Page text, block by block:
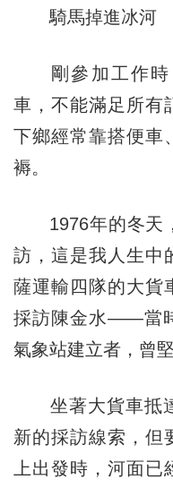
騎馬掉進冰河
剛參加工作時
車，不能滿足所有
下鄉經常靠搭便車
褥。
1976年的冬天
訪，這是我人生中
薩運輸四隊的大貨
採訪陳金水——當
氣象站建立者，曾
坐著大貨車抵達
新的採訪線索，但
上出發時，河面